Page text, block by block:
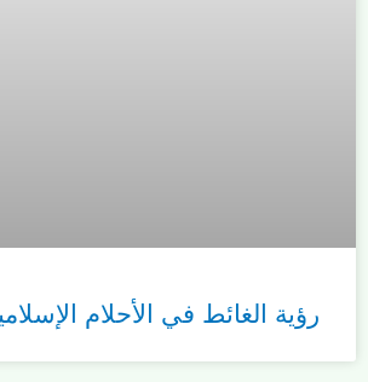
رؤية الغائط في الأحلام